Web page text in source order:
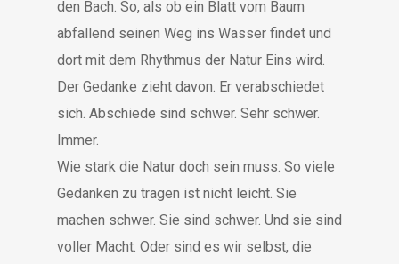
den Bach. So, als ob ein Blatt vom Baum
abfallend seinen Weg ins Wasser findet und
dort mit dem Rhythmus der Natur Eins wird.
Der Gedanke zieht davon. Er verabschiedet
sich. Abschiede sind schwer. Sehr schwer.
Immer.
Wie stark die Natur doch sein muss. So viele
Gedanken zu tragen ist nicht leicht. Sie
machen schwer. Sie sind schwer. Und sie sind
voller Macht. Oder sind es wir selbst, die